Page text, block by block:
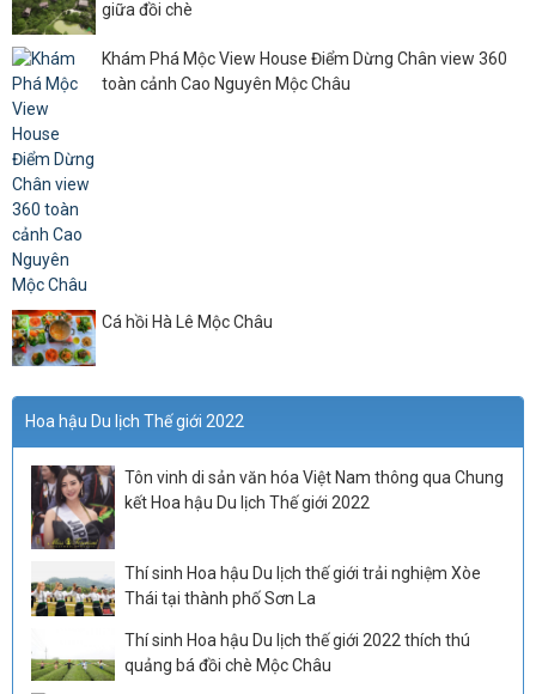
giữa đồi chè
Khám Phá Mộc View House Điểm Dừng Chân view 360
toàn cảnh Cao Nguyên Mộc Châu
Cá hồi Hà Lê Mộc Châu
Hoa hậu Du lịch Thế giới 2022
Tôn vinh di sản văn hóa Việt Nam thông qua Chung
kết Hoa hậu Du lịch Thế giới 2022
Thí sinh Hoa hậu Du lịch thế giới trải nghiệm Xòe
Thái tại thành phố Sơn La
Thí sinh Hoa hậu Du lịch thế giới 2022 thích thú
quảng bá đồi chè Mộc Châu